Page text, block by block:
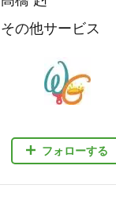
フォローする
その他サービス